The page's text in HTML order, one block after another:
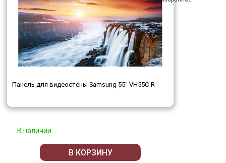
Панель для видеостены Samsung 55" VH55C-R
В наличии
В КОРЗИНУ